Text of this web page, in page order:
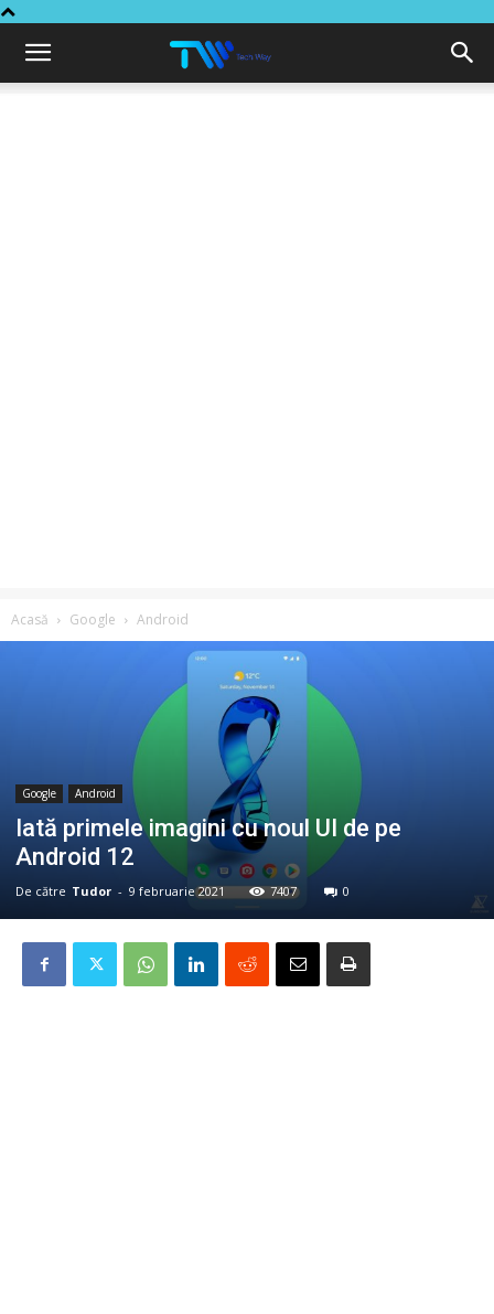
Acasă Google Android
Google Android
Iată primele imagini cu noul UI de pe
Android 12
De către Tudor - 9 februarie 2021 7407 0